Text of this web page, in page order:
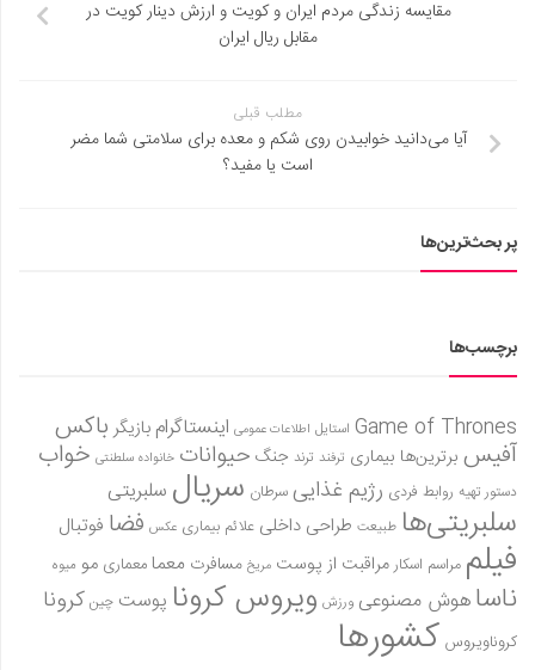
مقایسه زندگی مردم ایران و کویت و ارزش دینار کویت در
مقابل ریال ایران
مطلب قبلی
آیا می‌دانید خوابیدن روی شکم و معده برای سلامتی شما مضر
است یا مفید؟
پر بحث‌ترین‌ها
برچسب‌ها
Game of Thrones استایل اطلاعات عمومی اینستاگرام بازیگر باکس
آفیس برترین‌ها بیماری ترفند ترند جنگ حیوانات خانواده سلطنتی خواب
دستور تهیه روابط فردی رژیم غذاییسرطان سریال سلبریتی
سلبریتی‌ها طبیعت طراحی داخلی علائم بیماری عکس فضا فوتبال
فیلم مراسم اسکارمراقبت از پوست مریخ مسافرت معمامعماری مو میوه
ناساهوش مصنوعی ورزش ویروس کرونا پوست چین کرونا
کروناویروس کشورها